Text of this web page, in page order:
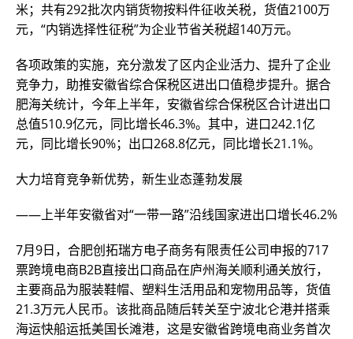
米；共有292批次内销货物按料件征收关税，货值2100万
元，“内销选择性征税”为企业节省关税超140万元。
各项政策的实施，充分激发了区内企业活力、提升了企业
竞争力，助推安徽省综合保税区进出口值稳步提升。据合
肥海关统计，今年上半年，安徽省综合保税区合计进出口
总值510.9亿元，同比增长46.3%。其中，进口242.1亿
元，同比增长90%；出口268.8亿元，同比增长21.1%。
大力培育竞争新优势，新生业态蓬勃发展
——上半年安徽省对“一带一路”沿线国家进出口增长46.2%
7月9日，合肥创拓瑞方电子商务有限责任公司申报的717
票跨境电商B2B直接出口商品在庐州海关顺利通关放行，
主要商品为服装鞋帽、塑料生活用品和宠物用品等，货值
21.3万元人民币。该批商品随后转关至宁波北仑港并搭乘
海运快船运抵美国长滩港，这是安徽省跨境电商业务首次